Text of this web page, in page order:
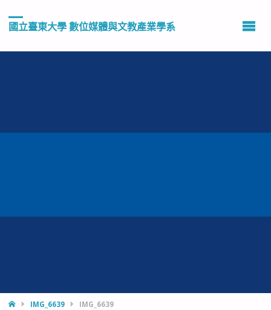
國立臺東大學 數位媒體與文教產業學系
HOMEIMG_6639 IMG_6639